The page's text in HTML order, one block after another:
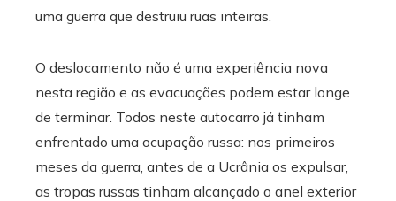
uma guerra que destruiu ruas inteiras.
O deslocamento não é uma experiência nova
nesta região e as evacuações podem estar longe
de terminar. Todos neste autocarro já tinham
enfrentado uma ocupação russa: nos primeiros
meses da guerra, antes de a Ucrânia os expulsar,
as tropas russas tinham alcançado o anel exterior